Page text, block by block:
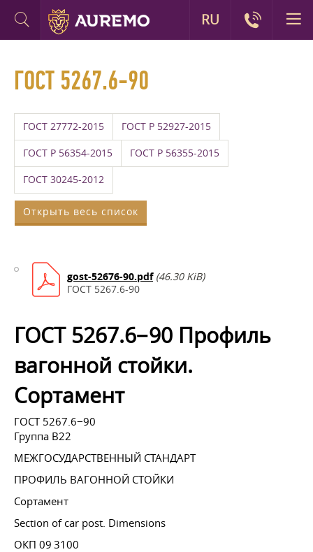
ГОСТ 5267.6-90
ГОСТ 27772-2015 ГОСТ Р 52927-2015
ГОСТ Р 56354-2015 ГОСТ Р 56355-2015
ГОСТ 30245-2012
Открыть весь список
gost-52676-90.pdf (46.30 KiB)
ГОСТ 5267.6-90
ГОСТ 5267.6−90 Профиль
вагонной стойки.
Сортамент
ГОСТ 5267.6−90
Группа В22
МЕЖГОСУДАРСТВЕННЫЙ СТАНДАРТ
ПРОФИЛЬ ВАГОННОЙ СТОЙКИ
Сортамент
Section of car post. Dimensions
ОКП 09 3100
RU